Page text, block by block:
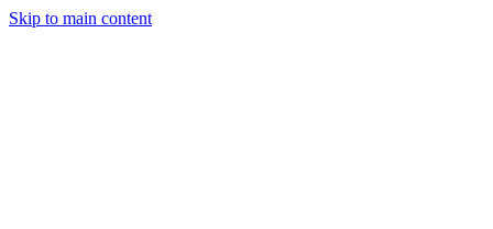
Skip to main content